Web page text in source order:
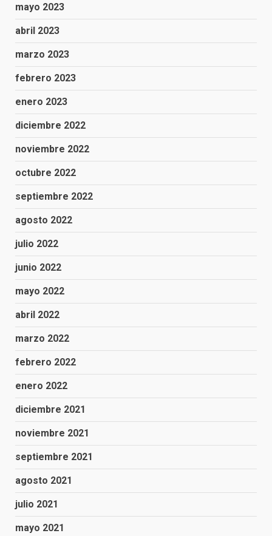
mayo 2023
abril 2023
marzo 2023
febrero 2023
enero 2023
diciembre 2022
noviembre 2022
octubre 2022
septiembre 2022
agosto 2022
julio 2022
junio 2022
mayo 2022
abril 2022
marzo 2022
febrero 2022
enero 2022
diciembre 2021
noviembre 2021
septiembre 2021
agosto 2021
julio 2021
mayo 2021